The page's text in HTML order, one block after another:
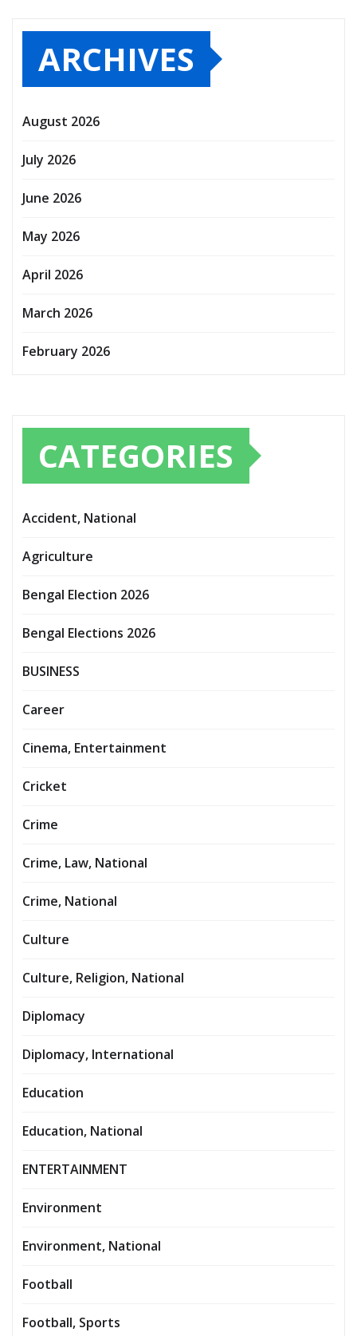
ARCHIVES
August 2026
July 2026
June 2026
May 2026
April 2026
March 2026
February 2026
CATEGORIES
Accident, National
Agriculture
Bengal Election 2026
Bengal Elections 2026
BUSINESS
Career
Cinema, Entertainment
Cricket
Crime
Crime, Law, National
Crime, National
Culture
Culture, Religion, National
Diplomacy
Diplomacy, International
Education
Education, National
ENTERTAINMENT
Environment
Environment, National
Football
Football, Sports